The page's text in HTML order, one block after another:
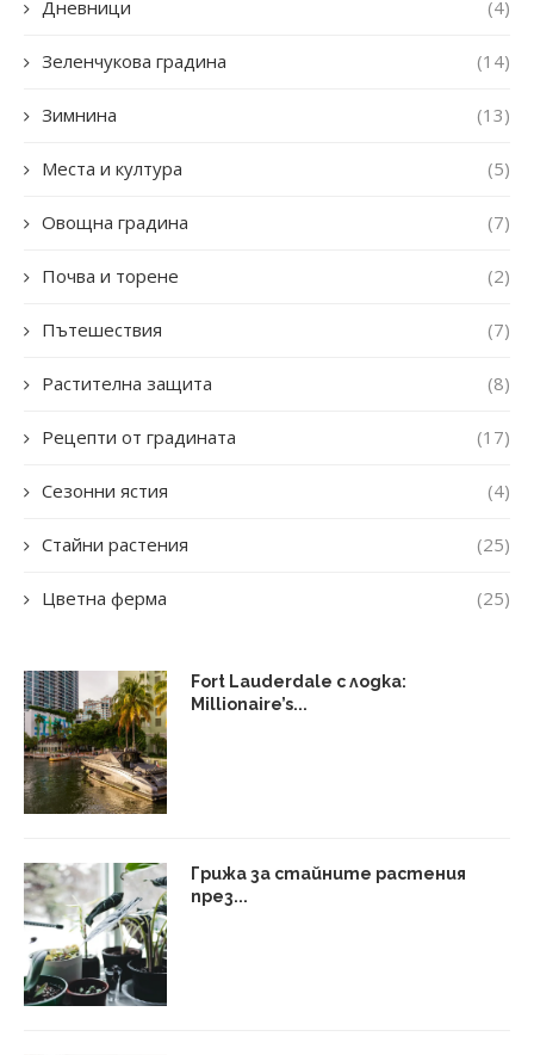
Дневници (4)
Зеленчукова градина (14)
Зимнина (13)
Места и култура (5)
Овощна градина (7)
Почва и торене (2)
Пътешествия (7)
Растителна защита (8)
Рецепти от градината (17)
Сезонни ястия (4)
Стайни растения (25)
Цветна ферма (25)
Fort Lauderdale с лодка:
Millionaire’s...
Грижа за стайните растения
през...